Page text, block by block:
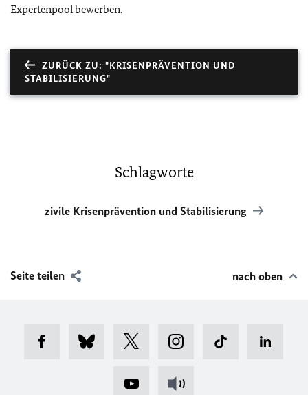
Expertenpool bewerben.
ZURÜCK ZU: "KRISENPRÄVENTION UND
STABILISIERUNG"
Schlagworte
zivile Krisenprävention und Stabilisierung
Seite teilen nach oben